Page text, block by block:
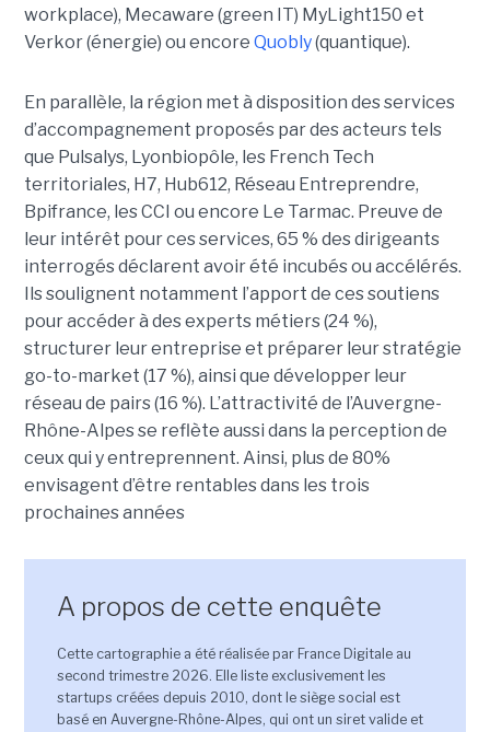
workplace), Mecaware (green IT) MyLight150 et
Verkor (énergie) ou encore Quobly(quantique).
En parallèle, la région met à disposition des services
d’accompagnement proposés par des acteurs tels
que Pulsalys, Lyonbiopôle, les French Tech
territoriales, H7, Hub612, Réseau Entreprendre,
Bpifrance, les CCI ou encore Le Tarmac. Preuve de
leur intérêt pour ces services, 65 % des dirigeants
interrogés déclarent avoir été incubés ou accélérés.
Ils soulignent notamment l’apport de ces soutiens
pour accéder à des experts métiers (24 %),
structurer leur entreprise et préparer leur stratégie
go-to-market (17 %), ainsi que développer leur
réseau de pairs (16 %). L’attractivité de l’Auvergne-
Rhône-Alpes se reflète aussi dans la perception de
ceux qui y entreprennent. Ainsi, plus de 80%
envisagent d’être rentables dans les trois
prochaines années
A propos de cette enquête
Cette cartographie a été réalisée par France Digitale au
second trimestre 2026. Elle liste exclusivement les
startups créées depuis 2010, dont le siège social est
basé en Auvergne-Rhône-Alpes, qui ont un siret valide et